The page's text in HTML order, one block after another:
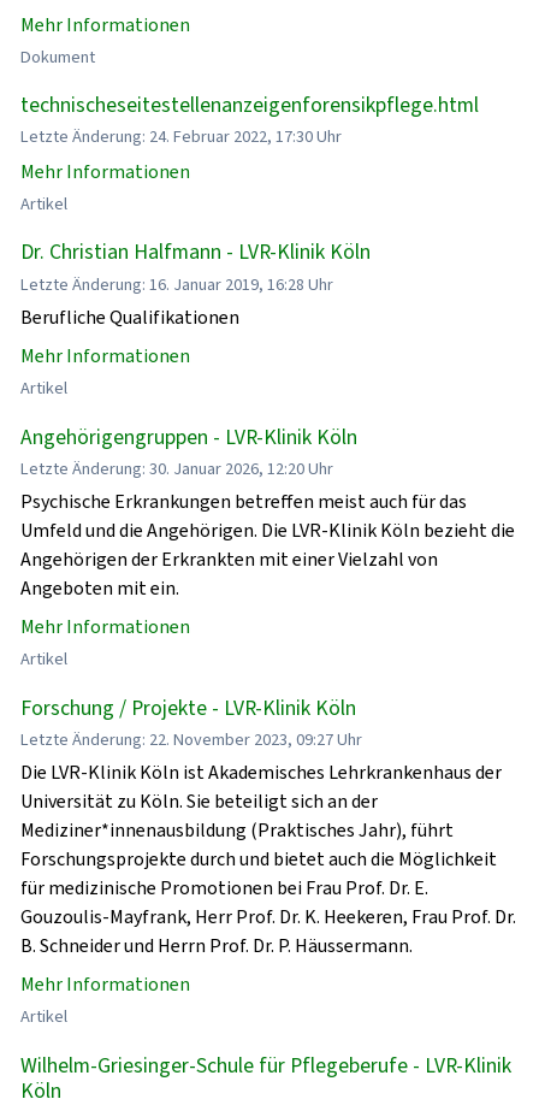
Mehr Informationen
Dokument
technischeseitestellenanzeigenforensikpflege.html
Letzte Änderung: 24. Februar 2022, 17:30 Uhr
Mehr Informationen
Artikel
Dr. Christian Halfmann - LVR-Klinik Köln
Letzte Änderung: 16. Januar 2019, 16:28 Uhr
Berufliche Qualifikationen
Mehr Informationen
Artikel
Angehörigengruppen - LVR-Klinik Köln
Letzte Änderung: 30. Januar 2026, 12:20 Uhr
Psychische Erkrankungen betreffen meist auch für das
Umfeld und die Angehörigen. Die LVR-Klinik Köln bezieht die
Angehörigen der Erkrankten mit einer Vielzahl von
Angeboten mit ein.
Mehr Informationen
Artikel
Forschung / Projekte - LVR-Klinik Köln
Letzte Änderung: 22. November 2023, 09:27 Uhr
Die LVR-Klinik Köln ist Akademisches Lehrkrankenhaus der
Universität zu Köln. Sie beteiligt sich an der
Mediziner*innenausbildung (Praktisches Jahr), führt
Forschungsprojekte durch und bietet auch die Möglichkeit
für medizinische Promotionen bei Frau Prof. Dr. E.
Gouzoulis-Mayfrank, Herr Prof. Dr. K. Heekeren, Frau Prof. Dr.
B. Schneider und Herrn Prof. Dr. P. Häussermann.
Mehr Informationen
Artikel
Wilhelm-Griesinger-Schule für Pflegeberufe - LVR-Klinik
Köln